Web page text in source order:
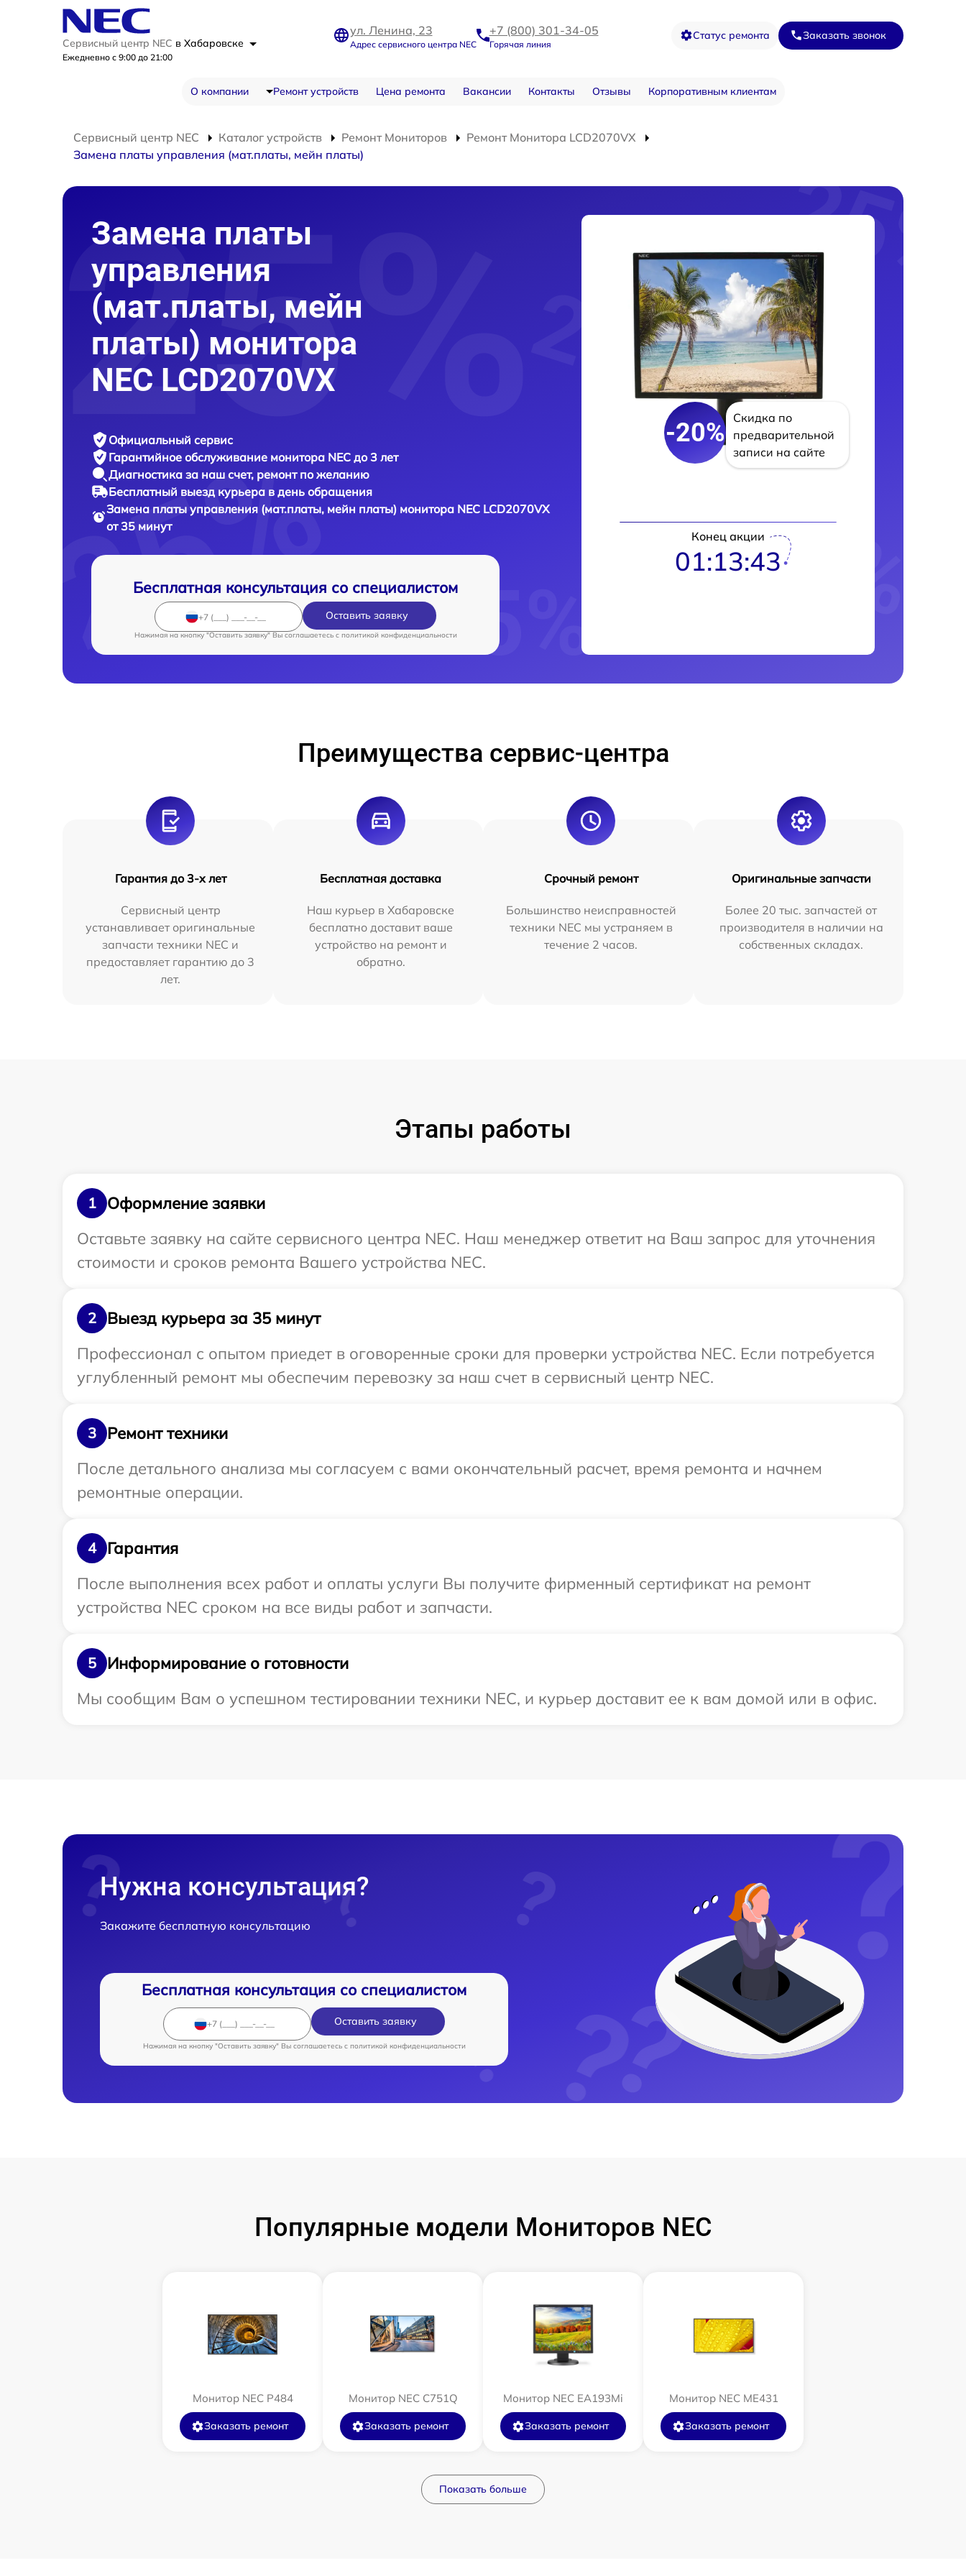
Сервисный центр NEC в Хабаровске
Ежедневно с 9:00 до 21:00
ул. Ленина, 23
Адрес сервисного центра NEC
+7 (800) 301-34-05
Горячая линия
Статус ремонта Заказать звонок
О компании Ремонт устройств Цена ремонта Вакансии Контакты Отзывы Корпоративным клиентам
Сервисный центр NEC Каталог устройств Ремонт Мониторов
Ремонт Монитора LCD2070VX
Замена платы управления (мат.платы, мейн платы)
Замена платы
управления
(мат.платы, мейн
платы) монитора
NEC LCD2070VX
Официальный сервис
Гарантийное обслуживание монитора NEC до 3 лет
Диагностика за наш счет, ремонт по желанию
Бесплатный выезд курьера в день обращения
Замена платы управления (мат.платы, мейн платы) монитора NEC LCD2070VX
от 35 минут
Бесплатная консультация со специалистом
Оставить заявку
Нажимая на кнопку "Оставить заявку" Вы соглашаетесь c политикой конфиденциальности
-20%
Скидка по
предварительной
записи на сайте
Конец акции
01:13:42
Преимущества сервис-центра
Гарантия до 3-х лет
Сервисный центр
устанавливает оригинальные
запчасти техники NEC и
предоставляет гарантию до 3
лет.
Бесплатная доставка
Наш курьер в Хабаровске
бесплатно доставит ваше
устройство на ремонт и
обратно.
Срочный ремонт
Большинство неисправностей
техники NEC мы устраняем в
течение 2 часов.
Оригинальные запчасти
Более 20 тыс. запчастей от
производителя в наличии на
собственных складах.
Этапы работы
1
Оформление заявки
Оставьте заявку на сайте сервисного центра NEC. Наш менеджер ответит на Ваш запрос для уточнения
стоимости и сроков ремонта Вашего устройства NEC.
2
Выезд курьера за 35 минут
Профессионал с опытом приедет в оговоренные сроки для проверки устройства NEC. Если потребуется
углубленный ремонт мы обеспечим перевозку за наш счет в сервисный центр NEC.
3
Ремонт техники
После детального анализа мы согласуем с вами окончательный расчет, время ремонта и начнем
ремонтные операции.
4
Гарантия
После выполнения всех работ и оплаты услуги Вы получите фирменный сертификат на ремонт
устройства NEC сроком на все виды работ и запчасти.
5
Информирование о готовности
Мы сообщим Вам о успешном тестировании техники NEC, и курьер доставит ее к вам домой или в офис.
Нужна консультация?
Закажите бесплатную консультацию
Бесплатная консультация со специалистом
Оставить заявку
Нажимая на кнопку "Оставить заявку" Вы соглашаетесь c политикой конфиденциальности
Популярные модели Мониторов NEC
Монитор NEC P484
Заказать ремонт
Монитор NEC C751Q
Заказать ремонт
Монитор NEC EA193Mi
Заказать ремонт
Монитор NEC ME431
Заказать ремонт
Показать больше